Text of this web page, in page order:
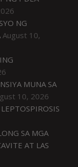
NG
August 10,
MUNA SA
10, 2026
SA MGA
AT LAS